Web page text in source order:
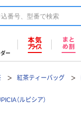
ー
紅茶ティーバッグ
（ルピシア）